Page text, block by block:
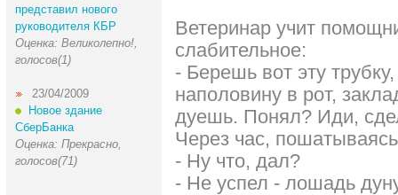
представил нового
руководителя КБР
Оценка: Великолепно!,
голосов(1)
23/04/2009
Новое здание
СберБанка
Оценка: Прекрасно,
голосов(71)
Ветеринар учит
слабительное:
- Берешь вот эту
наполовину в рот,
дуешь. Понял? Иди,
Через час,
- Ну что, дал?
- Не успел - лошадь